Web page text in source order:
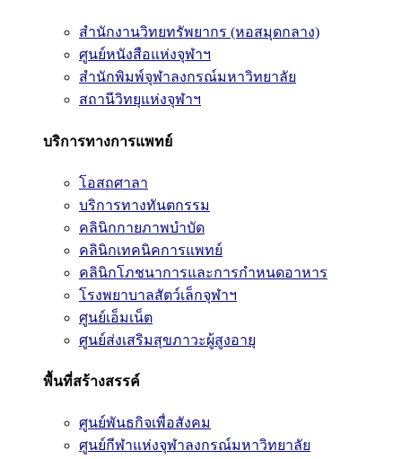
สำนักงานวิทยทรัพยากร (หอสมุดกลาง)
ศูนย์หนังสือแห่งจุฬาฯ
สำนักพิมพ์จุฬาลงกรณ์มหาวิทยาลัย
สถานีวิทยุแห่งจุฬาฯ
บริการทางการแพทย์
โอสถศาลา
บริการทางทันตกรรม
คลินิกกายภาพบำบัด
คลินิกเทคนิคการแพทย์
คลินิกโภชนาการและการกำหนดอาหาร
โรงพยาบาลสัตว์เล็กจุฬาฯ
ศูนย์เอ็มเน็ต
ศูนย์ส่งเสริมสุขภาวะผู้สูงอายุ
พื้นที่สร้างสรรค์
ศูนย์พันธกิจเพื่อสังคม
ศูนย์กีฬาแห่งจุฬาลงกรณ์มหาวิทยาลัย